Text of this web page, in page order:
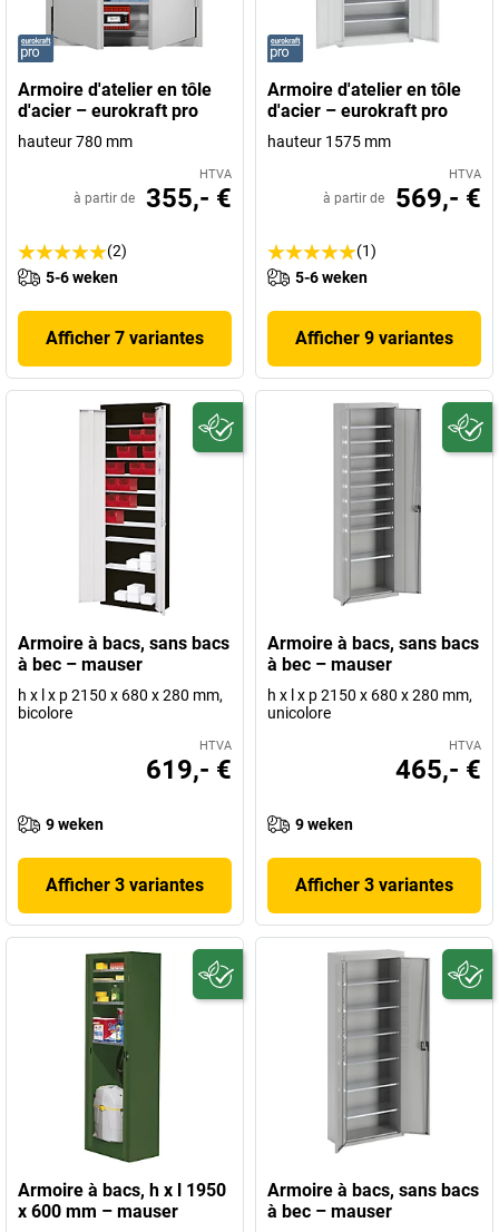
Armoire d'atelier en tôle
d'acier – eurokraft pro
hauteur 780 mm
HTVA
à partir de 355,- €
(2)
5-6 weken
Afficher 7 variantes
Armoire d'atelier en tôle
d'acier – eurokraft pro
hauteur 1575 mm
HTVA
à partir de 569,- €
(1)
5-6 weken
Afficher 9 variantes
Armoire à bacs, sans bacs
à bec – mauser
h x l x p 2150 x 680 x 280 mm,
bicolore
HTVA
619,- €
9 weken
Afficher 3 variantes
Armoire à bacs, sans bacs
à bec – mauser
h x l x p 2150 x 680 x 280 mm,
unicolore
HTVA
465,- €
9 weken
Afficher 3 variantes
Armoire à bacs, h x l 1950
x 600 mm – mauser
Armoire à bacs, sans bacs
à bec – mauser